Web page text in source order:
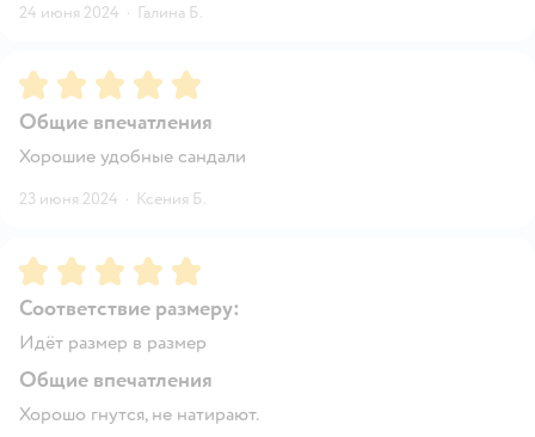
24 июня 2024 · Галина Б.
Рейтинг:5
Общие впечатления
Хорошие удобные сандали
23 июня 2024 · Ксения Б.
Рейтинг:5
Соответствие размеру:
Идёт размер в размер
Общие впечатления
Хорошо гнутся, не натирают.